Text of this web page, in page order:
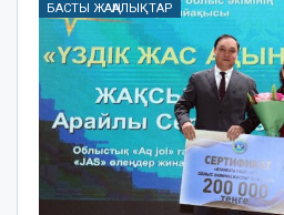
БАСТЫ ЖАҢАЛЫҚТАР